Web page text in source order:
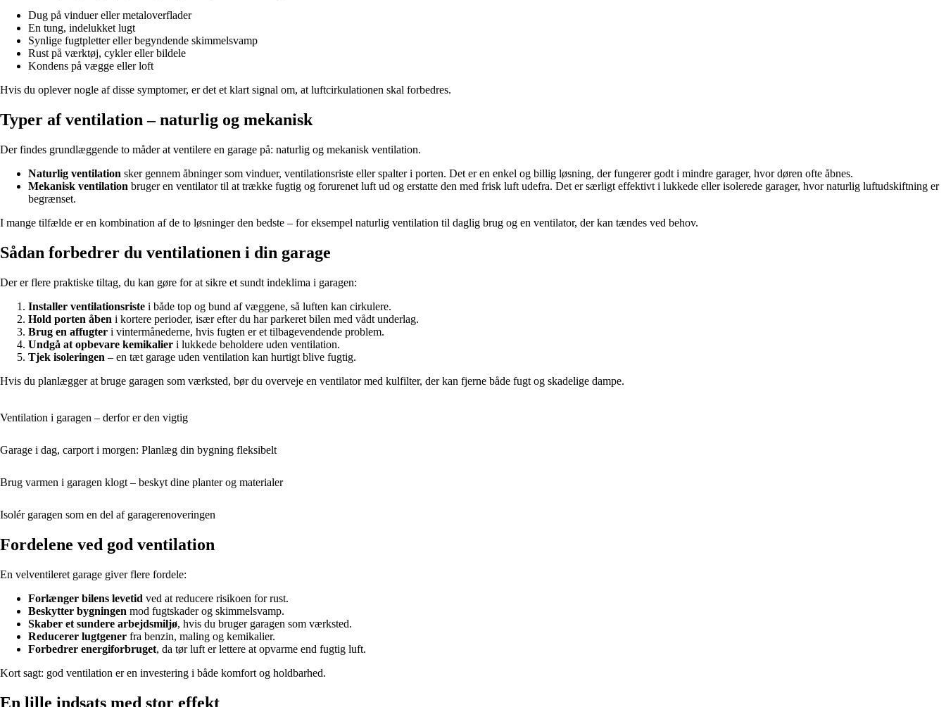
Dug på vinduer eller metaloverflader
En tung, indelukket lugt
Synlige fugtpletter eller begyndende skimmelsvamp
Rust på værktøj, cykler eller bildele
Kondens på vægge eller loft
Hvis du oplever nogle af disse symptomer, er det et klart signal om, at luftcirkulationen skal forbedres.
Typer af ventilation – naturlig og mekanisk
Der findes grundlæggende to måder at ventilere en garage på: naturlig og mekanisk ventilation.
Naturlig ventilation sker gennem åbninger som vinduer, ventilationsriste eller spalter i porten. Det er en enkel og billig løsning, der fungerer godt i mindre garager, hvor døren ofte åbnes.
Mekanisk ventilation bruger en ventilator til at trække fugtig og forurenet luft ud og erstatte den med frisk luft udefra. Det er særligt effektivt i lukkede eller isolerede garager, hvor naturlig luftudskiftning er
begrænset.
I mange tilfælde er en kombination af de to løsninger den bedste – for eksempel naturlig ventilation til daglig brug og en ventilator, der kan tændes ved behov.
Sådan forbedrer du ventilationen i din garage
Der er flere praktiske tiltag, du kan gøre for at sikre et sundt indeklima i garagen:
Installer ventilationsriste i både top og bund af væggene, så luften kan cirkulere.
Hold porten åben i kortere perioder, især efter du har parkeret bilen med vådt underlag.
Brug en affugter i vintermånederne, hvis fugten er et tilbagevendende problem.
Undgå at opbevare kemikalier i lukkede beholdere uden ventilation.
Tjek isoleringen – en tæt garage uden ventilation kan hurtigt blive fugtig.
Hvis du planlægger at bruge garagen som værksted, bør du overveje en ventilator med kulfilter, der kan fjerne både fugt og skadelige dampe.
Ventilation i garagen – derfor er den vigtig
Garage i dag, carport i morgen: Planlæg din bygning fleksibelt
Brug varmen i garagen klogt – beskyt dine planter og materialer
Isolér garagen som en del af garagerenoveringen
Fordelene ved god ventilation
En velventileret garage giver flere fordele:
Forlænger bilens levetid ved at reducere risikoen for rust.
Beskytter bygningen mod fugtskader og skimmelsvamp.
Skaber et sundere arbejdsmiljø, hvis du bruger garagen som værksted.
Reducerer lugtgener fra benzin, maling og kemikalier.
Forbedrer energiforbruget, da tør luft er lettere at opvarme end fugtig luft.
Kort sagt: god ventilation er en investering i både komfort og holdbarhed.
En lille indsats med stor effekt